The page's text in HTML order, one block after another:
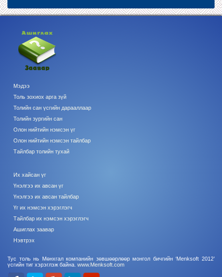
Мэдээ
Толь зохиох арга зүй
Толийн сан үсгийн дарааллаар
Толийн зургийн сан
Олон нийтийн нэмсэн үг
Олон нийтийн нэмсэн тайлбар
Тайлбар толийн тухай
Их хайсан үг
Үнэлгээ их авсан үг
Үнэлгээ их авсан тайлбар
Үг их нэмсэн хэрэглэгч
Тайлбар их нэмсэн хэрэглэгч
Ашиглах заавар
Нэвтрэх
Тус толь нь Мөнхгал компанийн зөвшөөрлөөр монгол бичгийн ‘Menksoft 2012’
үсгийн тиг хэрэглэж байна. www.Menksoft.com